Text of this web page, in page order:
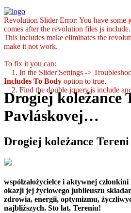
Revolution Slider Error: You have some
comes after the revolution files js include.
This includes make eliminates the
make it not work.
To fix it you can:
1. In the Slider Settings ->
Includes To Body option to true.
2. Find the double jquery.js include
Drogiej koleżance
Pavláskovej…
Drogiej koleżance
współzałożycielce i aktywnej
okazji jej życiowego jubileuszu
zdrowia, energii, optymizmu,
najbliższych. Sto lat, Tereniu!